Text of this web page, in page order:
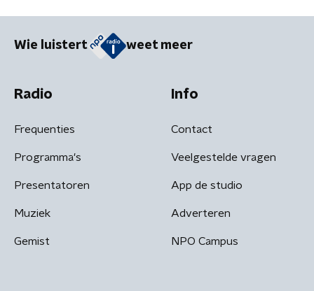
Wie luistert weet meer
Radio
Frequenties
Programma's
Presentatoren
Muziek
Gemist
Info
Contact
Veelgestelde vragen
App de studio
Adverteren
NPO Campus